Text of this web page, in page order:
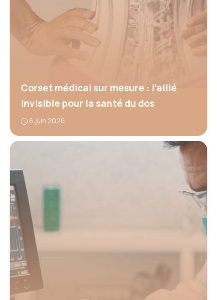
Corset médical sur mesure : l’allié
invisible pour la santé du dos
6 juin 2026